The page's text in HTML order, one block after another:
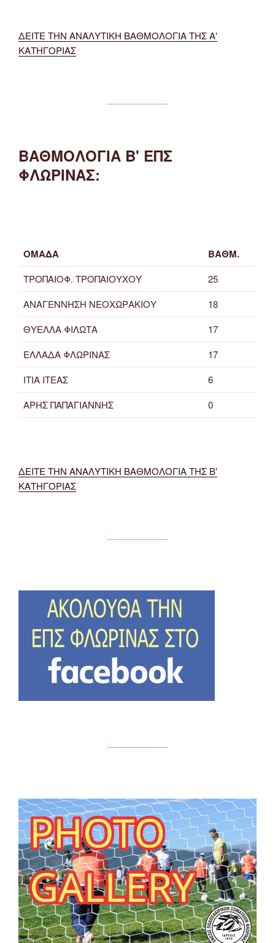
ΔΕΙΤΕ ΤΗΝ ΑΝΑΛΥΤΙΚΗ ΒΑΘΜΟΛΟΓΙΑ ΤΗΣ Α'
ΚΑΤΗΓΟΡΙΑΣ
ΒΑΘΜΟΛΟΓΙΑ Β' ΕΠΣ
ΦΛΩΡΙΝΑΣ:
ΟΜΑΔΑ ΒΑΘΜ.
ΤΡΟΠΑΙΟΦ. ΤΡΟΠΑΙΟΥΧΟΥ
25
ΑΝΑΓΕΝΝΗΣΗ ΝΕΟΧΩΡΑΚΙΟΥ
18
ΘΥΕΛΛΑ ΦΙΛΩΤΑ
17
ΕΛΛΑΔΑ ΦΛΩΡΙΝΑΣ
17
ΙΤΙΑ ΙΤΕΑΣ
6
ΑΡΗΣ ΠΑΠΑΓΙΑΝΝΗΣ
0
ΔΕΙΤΕ ΤΗΝ ΑΝΑΛΥΤΙΚΗ ΒΑΘΜΟΛΟΓΙΑ ΤΗΣ Β'
ΚΑΤΗΓΟΡΙΑΣ